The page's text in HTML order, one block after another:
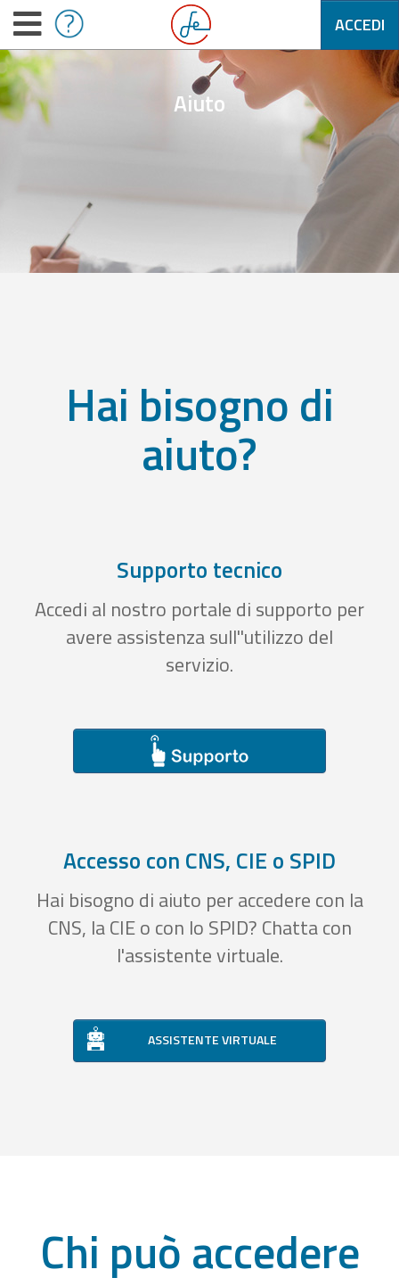
ACCEDI
Aiuto
Hai bisogno di
aiuto?
Supporto tecnico
Accedi al nostro portale di supporto per
avere assistenza sull''utilizzo del
servizio.
Accesso con CNS, CIE o SPID
Hai bisogno di aiuto per accedere con la
CNS, la CIE o con lo SPID? Chatta con
l'assistente virtuale.
ASSISTENTE VIRTUALE
Chi può accedere